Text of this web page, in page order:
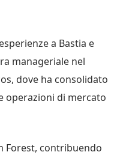
a Bastia e
manageriale nel
dove ha consolidato
operazioni di mercato
Forest, contribuendo